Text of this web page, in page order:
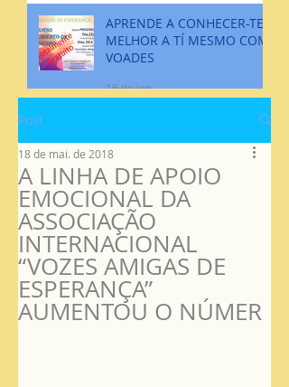
APRENDE A CONHECER-TE
MELHOR A TÍ MESMO COM
VOADES
16 de jan.
Post
A LINHA DE APOIO
EMOCIONAL DA
ASSOCIAÇÃO
INTERNACIONAL
“VOZES AMIGAS DE
ESPERANÇA”
AUMENTOU O NÚMER
18 de mai. de 2018